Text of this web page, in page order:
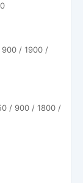
900 / 1900 /
/ 900 / 1800 /